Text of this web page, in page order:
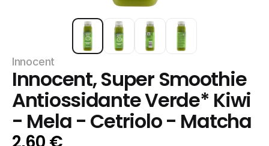
Innocent
Innocent, Super Smoothie
Antiossidante Verde* Kiwi
- Mela - Cetriolo - Matcha